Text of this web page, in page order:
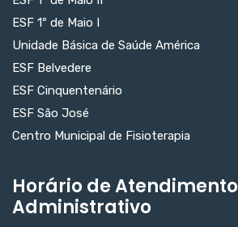
ESF 1º de Maio I
Unidade Básica de Saúde América
ESF Belvedere
ESF Cinquentenário
ESF São José
Centro Municipal de Fisioterapia
Horário de Atendimento
Administrativo